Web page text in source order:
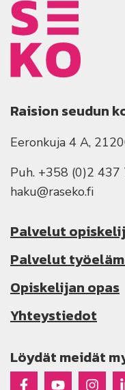
Raision seudun
Eeronkuja 4 A,
Puh. +358 (0)2 437
haku@raseko.fi
Palvelut
Palvelut
Opiskelijan opas
Yhteystiedot
Löydät meidät
RasekoRaseko